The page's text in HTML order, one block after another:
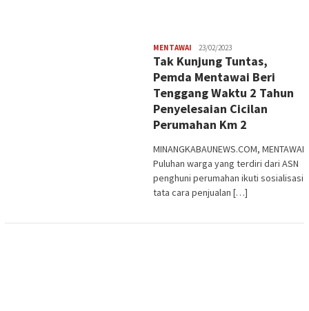
MENTAWAI Redaksi
23/02/2023
Tak Kunjung Tuntas,
Pemda Mentawai Beri
Tenggang Waktu 2 Tahun
Penyelesaian Cicilan
Perumahan Km 2
MINANGKABAUNEWS.COM, MENTAWAI
Puluhan warga yang terdiri dari ASN
penghuni perumahan ikuti sosialisasi
tata cara penjualan […]